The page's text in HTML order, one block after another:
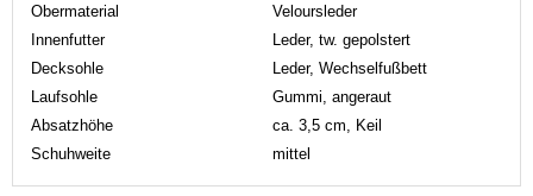
Obermaterial
Veloursleder
Innenfutter
Leder, tw. gepolstert
Decksohle
Leder, Wechselfußbett
Laufsohle
Gummi, angeraut
Absatzhöhe
ca. 3,5 cm, Keil
Schuhweite
mittel